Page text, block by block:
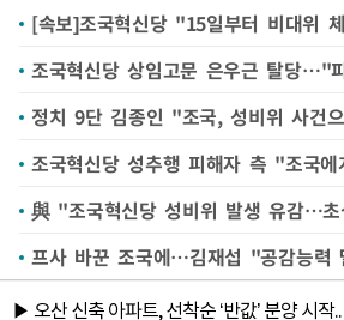
[속보]조국혁신당 "15일부터 비대위
조국혁신당 상임고문 은우근 탈당…"
정치 9단 김종인 "조국, 성비위 사건
프사 바꾼 조국에…김재섭 "공감능력